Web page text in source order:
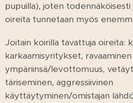
pupuilla), joten
oireita tunnetaan myös
Joitain koirilla tavattuja oireita:
karkaamisyritykset, ravaaminen
ympäriinsä/levottomuus,
täriseminen, aggressiivinen
käyttäytyminen/omistajan